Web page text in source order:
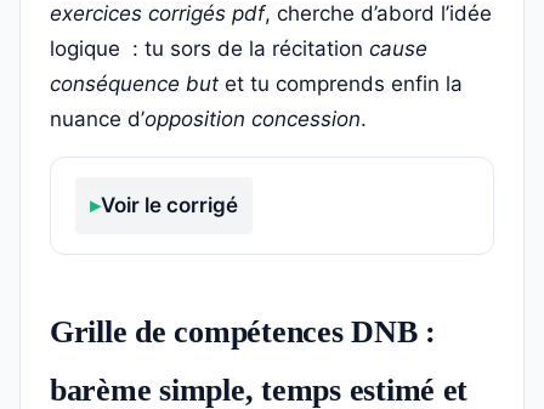
exercices corrigés pdf, cherche d’abord l’idée
logique : tu sors de la récitation cause
conséquence but et tu comprends enfin la
nuance d’opposition concession.
Voir le corrigé
Grille de compétences DNB :
barème simple, temps estimé et